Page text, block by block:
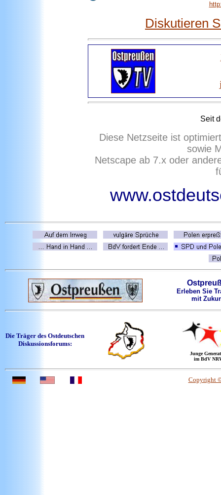
Diskutieren
Seit
Diese Netzseite ist
sowie
Netscape ab 7.x oder
Erleben Sie
mit
Die Träger des Ostdeutschen
Diskussionsforums:
Junge
im BdV
Copyright